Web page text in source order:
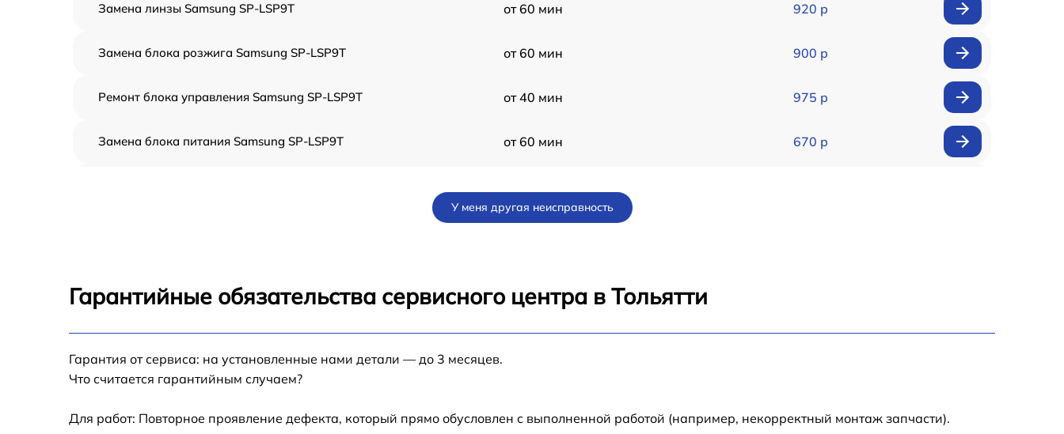
Замена линзы Samsung SP-LSP9T от 60 мин 920 р
Замена блока розжига Samsung SP-LSP9T от 60 мин 900 р
Ремонт блока управления Samsung SP-LSP9T от 40 мин 975 р
Замена блока питания Samsung SP-LSP9T от 60 мин 670 р
Ремонт системной платы Samsung SP-LSP9T
У меня другая неисправность
Гарантийные обязательства сервисного центра в Тольятти
Гарантия от сервиса: на установленные нами детали — до 3 месяцев.
Что считается гарантийным случаем?
Для работ: Повторное проявление дефекта, который прямо обусловлен с выполненной работой (например, некорректный монтаж запчасти).